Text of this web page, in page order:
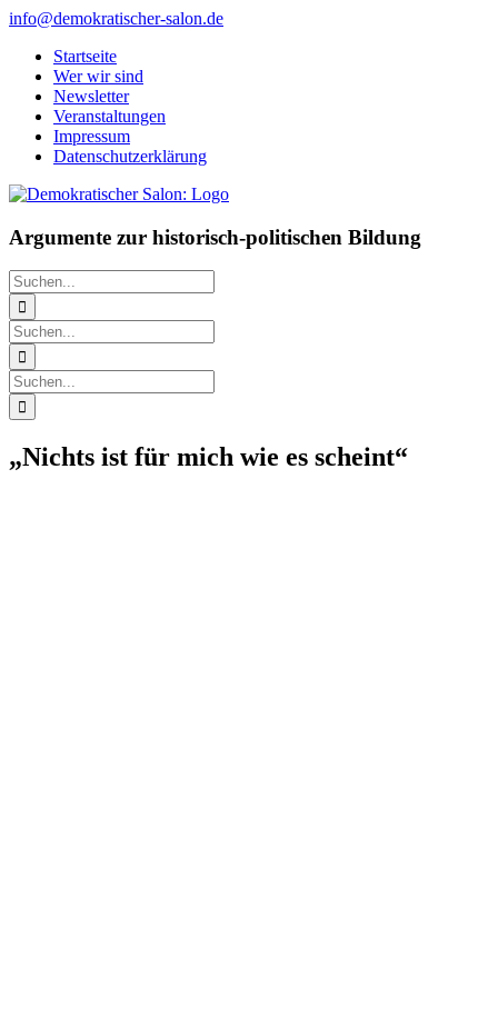
Zum
springen
info@demokratischer-salon.de
Startseite
Wer wir sind
Newsletter
Veranstaltungen
Impressum
Datenschutzerklärung
Argumente zur historisch-politischen Bildung
Suche
nach:
Suche
nach:
Suche
nach:
„Nichts ist für mich wie es scheint“